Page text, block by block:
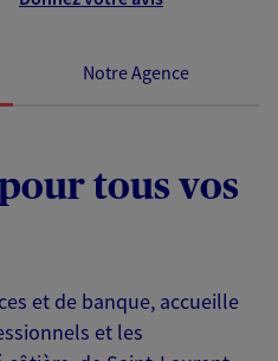
Notre Agence
tous vos
et de banque, accueille
et les